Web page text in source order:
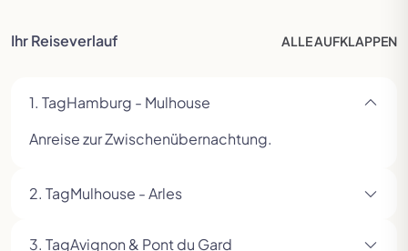
Ihr Reiseverlauf ALLEAUFKLAPPEN
1. TagHamburg - Mulhouse
Anreise zur Zwischenübernachtung.
2. TagMulhouse - Arles
3. TagAvignon & Pont du Gard